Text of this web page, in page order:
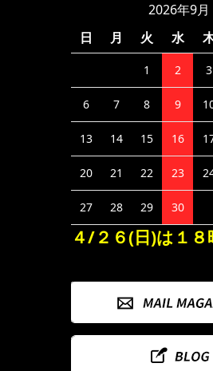
2026年9月
日
月 火 水
1 2 3
6 7 8 9
13 14 15 16
20 21 22 23
27 28 29 30
４/２６(日)は１８